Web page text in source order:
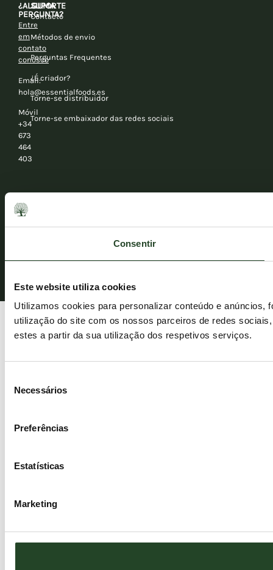
Consentir
Este website utiliza cookies
Utilizamos cookies para personalizar conteúdo e anúncios,
utilização do site com os nossos parceiros de redes
estes a partir da sua utilização dos respetivos serviços.
Necessários
Preferências
Estatísticas
Marketing
¿ALGUMA
PERGUNTA?
Entre
em
contato
conosco
Email:
hola@essentialfoods.es
Móvil
+34
673
464
403
SUPORTE
Contacto
Métodos de envio
Perguntas Frequentes
¿É criador?
Torne-se distribuidor
Torne-se embaixador das redes sociais